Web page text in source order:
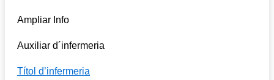
Ampliar Info
Auxiliar d´infermeria
Títol d’infermeria